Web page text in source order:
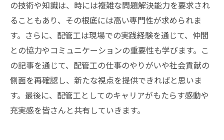
の技術や知識は、時には複雑な問題解決能力を要求され
ることもあり、その根底には高い専門性が求められま
す。さらに、配管工は現場での実践経験を通じて、仲間
との協力やコミュニケーションの重要性も学びます。こ
の記事を通じて、配管工の仕事のやりがいや社会貢献の
側面を再確認し、新たな視点を提供できればと思いま
す。最後に、配管工としてのキャリアがもたらす感動や
充実感を皆さんと共有していきます。